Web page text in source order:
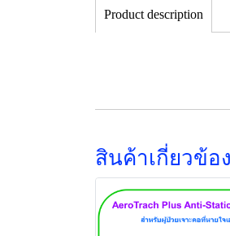
Product description
สินค้าเกี่ยวข้อง